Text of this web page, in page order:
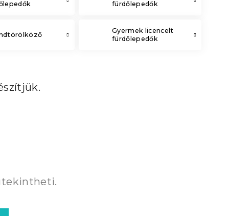
fürdőlepedők
Gyermek licencelt
fürdőlepedők